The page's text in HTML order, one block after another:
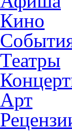
Кино
Театры
Арт